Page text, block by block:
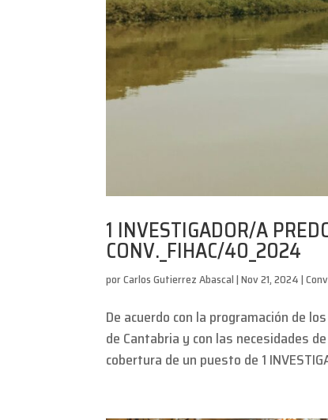
1 INVESTIGADOR/A
CONV._FIHAC/40_2024
porCarlos Gutierrez Abascal|Nov 21, 2024|
De acuerdo con la programación de
de Cantabria y con las necesidades
cobertura de un puesto de 1